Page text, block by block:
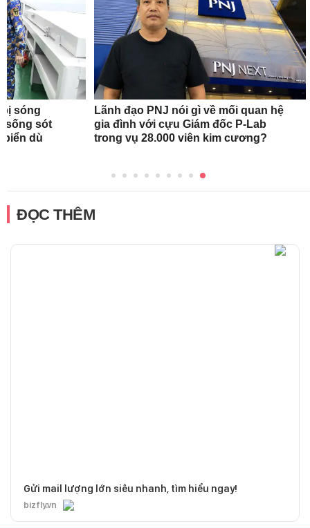
sóng
sống sót
biển dù
Lãnh đạo PNJ nói gì về mối quan hệ
gia đình với cựu Giám đốc P-Lab
trong vụ 28.000 viên kim cương?
ĐỌC THÊM
Gửi mail lượng lớn siêu nhanh, tìm hiểu ngay!
bizfly.vn